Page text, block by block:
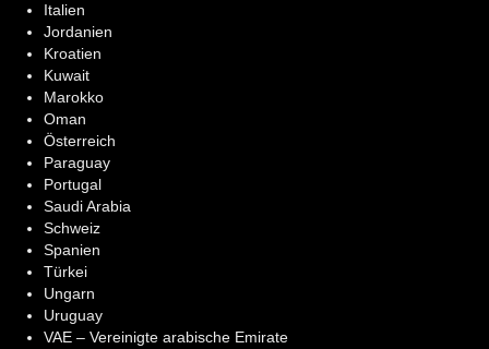
Italien
Jordanien
Kroatien
Kuwait
Marokko
Oman
Österreich
Paraguay
Portugal
Saudi Arabia
Schweiz
Spanien
Türkei
Ungarn
Uruguay
VAE – Vereinigte arabische Emirate